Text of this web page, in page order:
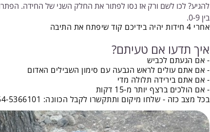
להגיע? לכו לשם ורק אז נסו לפתור את החלק השני של החידה.
בין 0-9.
אחרי 4 חידות יהיה בידיכם קוד שיפתח את התיבה
איך תדעו אם טעיתם?
- אם הגעתם לכביש
- אם אתם עולים לראש הגבעה עם סימון השבילים האדום
- אם אתם בירידה תלולה מדי
- אם הולכים ברצף יותר מ-15 דקות
בכל מצב כזה - שלחו מיקום ותתקשרו לקבל הכוונה: 054-5366101